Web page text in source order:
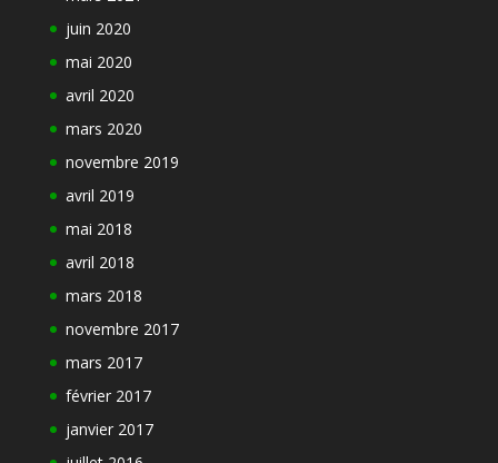
juin 2020
mai 2020
avril 2020
mars 2020
novembre 2019
avril 2019
mai 2018
avril 2018
mars 2018
novembre 2017
mars 2017
février 2017
janvier 2017